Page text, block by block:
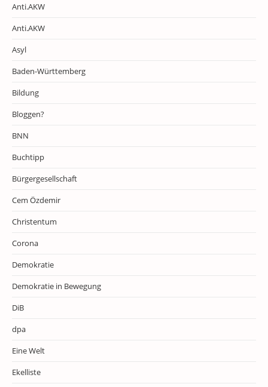
Anti.AKW
Anti.AKW
Asyl
Baden-Württemberg
Bildung
Bloggen?
BNN
Buchtipp
Bürgergesellschaft
Cem Özdemir
Christentum
Corona
Demokratie
Demokratie in Bewegung
DiB
dpa
Eine Welt
Ekelliste